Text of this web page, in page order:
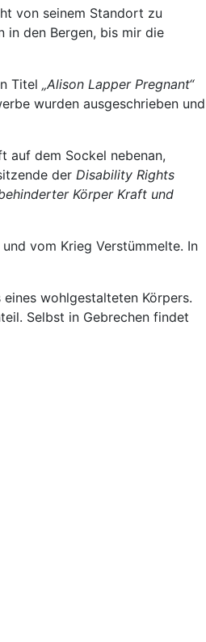
von seinem Standort zu
in den Bergen, bis mir die
Titel „Alison Lapper Pregnant“
wurden ausgeschrieben und
auf dem Sockel nebenan,
der Disability Rights
Körper Kraft und
vom Krieg Verstümmelte. In
wohlgestalteten Körpers.
Selbst in Gebrechen findet